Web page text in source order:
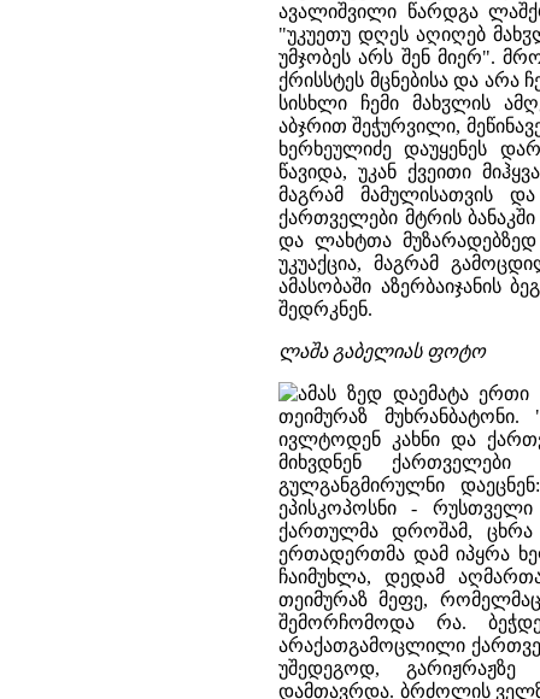
ავალიშვილი წარდგა
"უკუეთუ დღეს აღიღებ
უმჯობეს არს შენ მიერ".
ქრისსტეს მცნებისა და არა
სისხლი ჩემი მახჳლის
აბჯრით შეჭურვილი,
ხერხეულიძე დაუყენეს
წავიდა, უკან ქვეითი
მაგრამ მამულისათვის
ქართველები მტრის
და ლახტთა მუზარადებზედ
უკუაქცია, მაგრამ
ამასობაში აზერბაიჯანის
შედრკნენ.
ლაშა გაბელიას ფოტო
ამას ზედ დაემატა
თეიმურაზ
ივლტოდენ კახნი და
მიხვდნენ
გულგანგმირულნი
ეპისკოპოსნი -
ქართულმა დროშამ, ცხრა
ერთადერთმა დამ იპყრა
ჩაიმუხლა, დედამ
თეიმურაზ მეფე,
შემორჩომოდა რა.
არაქათგამოცლილი
უშედეგოდ,
დამთავრდა. ბრძოლის